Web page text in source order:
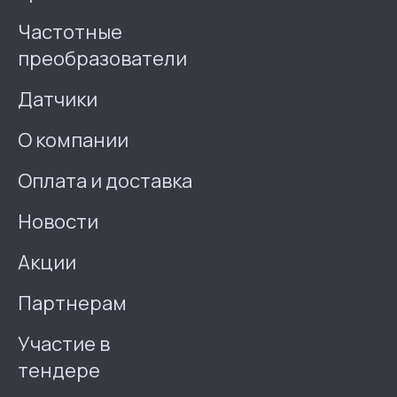
Частотные
преобразователи
Датчики
О компании
Оплата и доставка
Новости
Акции
Партнерам
Участие в
тендере